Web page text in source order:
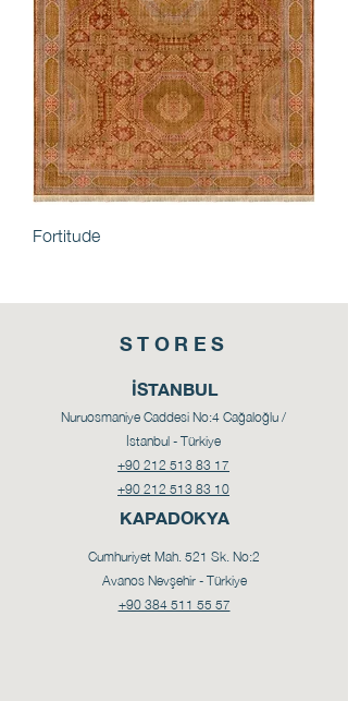
Fortitude
STORES
İSTANBUL
Nuruosmaniye Caddesi No:4 Cağaloğlu /
İstanbul - Türkiye
+90 212 513 83 17
+90 212 513 83 10
KAPADOKYA
Cumhuriyet Mah. 521 Sk. No:2
Avanos Nevşehir - Türkiye
+90 384 511 55 57